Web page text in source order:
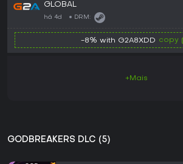
GLOBAL
há 4d DRM:
-8% with G2A8XDD copy
+Mais
GODBREAKERS DLC (5)